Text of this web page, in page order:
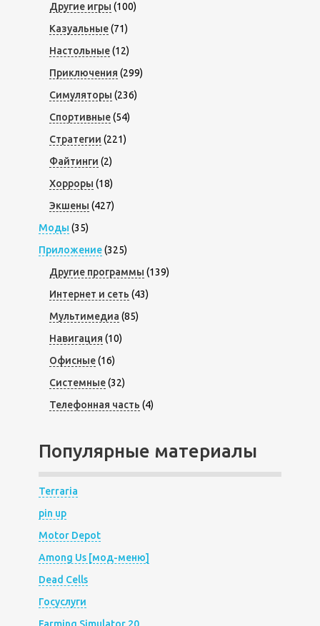
Другие игры (100)
Казуальные(71)
Настольные(12)
Приключения (299)
Симуляторы (236)
Спортивные(54)
Стратегии (221)
Файтинги (2)
Хорроры (18)
Экшены (427)
Моды (35)
Приложение(325)
Другие программы (139)
Интернет и сеть (43)
Мультимедиа (85)
Навигация (10)
Офисные(16)
Системные(32)
Телефонная часть (4)
Популярные материалы
Terraria
pin up
Motor Depot
Among Us [мод-меню]
Dead Cells
Госуслуги